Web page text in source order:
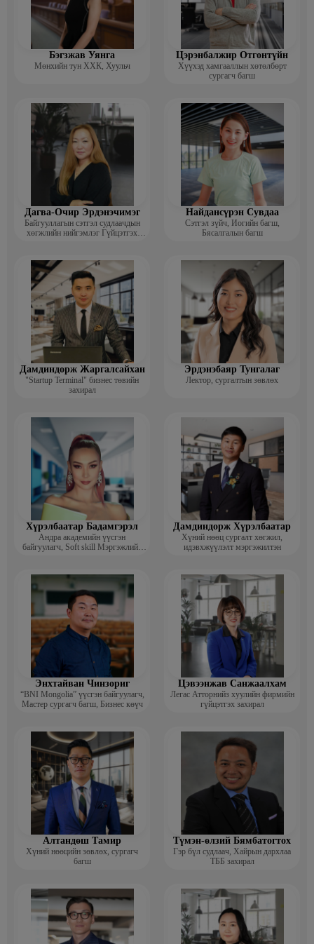
Бэгзжав Уянга
Мөнхийн тун ХХК, Хуульч
Цэрэнбалжир Отгонтүйн
Хүүхэд хамгааллын хөтөлбөрт
сургагч багш
Дагва-Очир Эрдэнэчимэг
Байгууллагын сэтгэл судлаачдын
хөгжлийн нийгэмлэг Гүйцэтгэх
Найдансүрэн Сувдаа
Сэтгэл зүйч, Иогийн багш,
Бясалгалын багш
Дамдиндорж Жаргалсайхан
"Startup Terminal" бизнес төвийн
захирал
Эрдэнэбаяр Тунгалаг
Лектор, сургалтын зөвлөх
Хүрэлбаатар Бадамгэрэл
Андра академийн үүсгэн
байгуулагч, Soft skill Мэргэжлийн
Дамдиндорж Хүрэлбаатар
Хүний нөөц сургалт хөгжил,
идэвхжүүлэлт мэргэжилтэн
Энхтайван Чинзориг
“BNI Mongolia” үүсгэн байгуулагч,
Мастер сургагч багш, Бизнес көүч
Цэвээнжав Санжаалхам
Легас Атторнийз хуулийн фирмийн
гүйцэтгэх захирал
Алтандөш Тамир
Хүний нөөцийн зөвлөх, сургагч
багш
Түмэн-өлзий Бямбатогтох
Гэр бүл судлаач, Хайрын дархлаа
ТББ захирал